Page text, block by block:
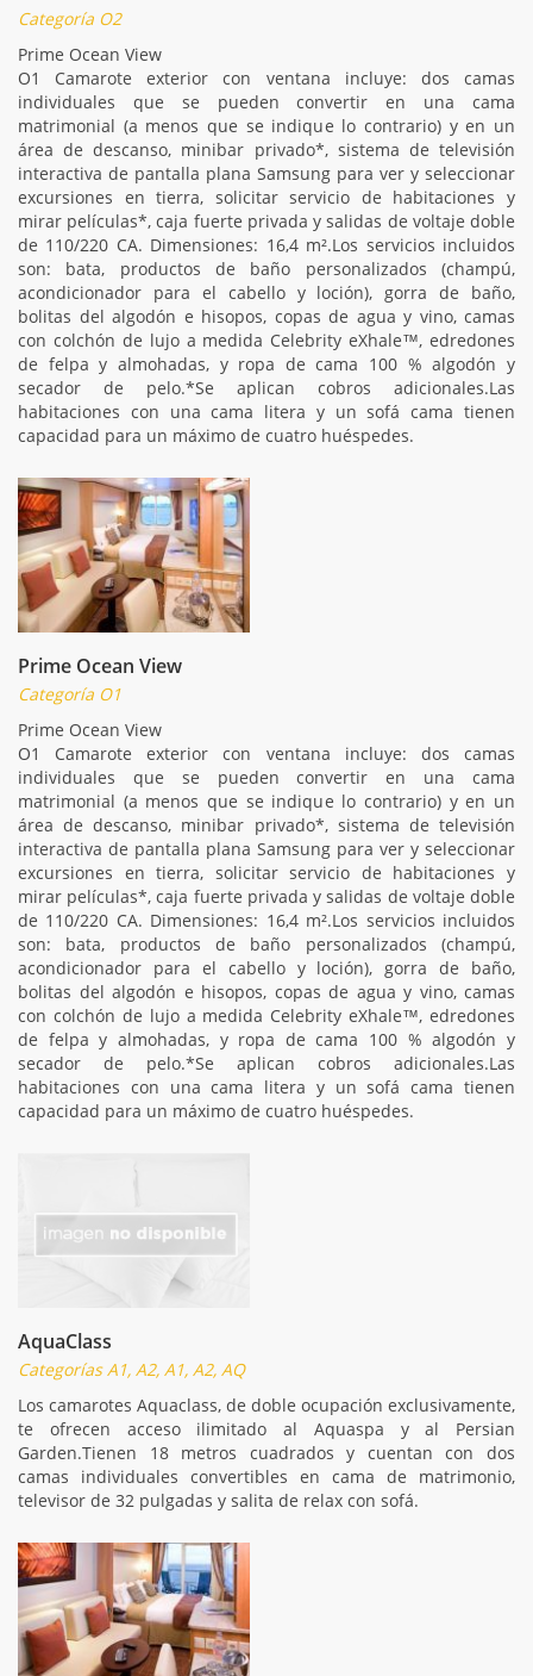
Categoría O2
Prime Ocean View
O1 Camarote exterior con ventana incluye: dos camas
individuales que se pueden convertir en una cama
matrimonial (a menos que se indique lo contrario) y en un
área de descanso, minibar privado*, sistema de televisión
interactiva de pantalla plana Samsung para ver y seleccionar
excursiones en tierra, solicitar servicio de habitaciones y
mirar películas*, caja fuerte privada y salidas de voltaje doble
de 110/220 CA. Dimensiones: 16,4 m².Los servicios incluidos
son: bata, productos de baño personalizados (champú,
acondicionador para el cabello y loción), gorra de baño,
bolitas del algodón e hisopos, copas de agua y vino, camas
con colchón de lujo a medida Celebrity eXhale™, edredones
de felpa y almohadas, y ropa de cama 100 % algodón y
secador de pelo.*Se aplican cobros adicionales.Las
habitaciones con una cama litera y un sofá cama tienen
capacidad para un máximo de cuatro huéspedes.
Prime Ocean View
Categoría O1
Prime Ocean View
O1 Camarote exterior con ventana incluye: dos camas
individuales que se pueden convertir en una cama
matrimonial (a menos que se indique lo contrario) y en un
área de descanso, minibar privado*, sistema de televisión
interactiva de pantalla plana Samsung para ver y seleccionar
excursiones en tierra, solicitar servicio de habitaciones y
mirar películas*, caja fuerte privada y salidas de voltaje doble
de 110/220 CA. Dimensiones: 16,4 m².Los servicios incluidos
son: bata, productos de baño personalizados (champú,
acondicionador para el cabello y loción), gorra de baño,
bolitas del algodón e hisopos, copas de agua y vino, camas
con colchón de lujo a medida Celebrity eXhale™, edredones
de felpa y almohadas, y ropa de cama 100 % algodón y
secador de pelo.*Se aplican cobros adicionales.Las
habitaciones con una cama litera y un sofá cama tienen
capacidad para un máximo de cuatro huéspedes.
AquaClass
Categorías A1, A2, A1, A2, AQ
Los camarotes Aquaclass, de doble ocupación exclusivamente,
te ofrecen acceso ilimitado al Aquaspa y al Persian
Garden.Tienen 18 metros cuadrados y cuentan con dos
camas individuales convertibles en cama de matrimonio,
televisor de 32 pulgadas y salita de relax con sofá.